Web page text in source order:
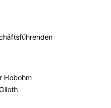
Hobohm